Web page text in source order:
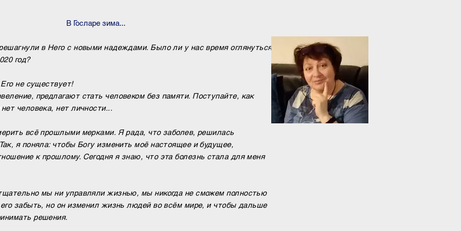
В Госларе зима...
в Него с новыми надеждами. Было ли у нас время оглянуться
год?
не существует!
предлагают стать человеком без памяти. Поступайте, как
человека, нет личности...
всё прошлыми мерками. Я рада, что заболев, решилась
я поняла: чтобы Богу изменить моё настоящее и будущее,
к прошлому. Сегодня я знаю, что эта болезнь стала для меня
мы ни управляли жизнью, мы никогда не сможем полностью
забыть, но он изменил жизнь людей во всём мире, и чтобы дальше
решения.